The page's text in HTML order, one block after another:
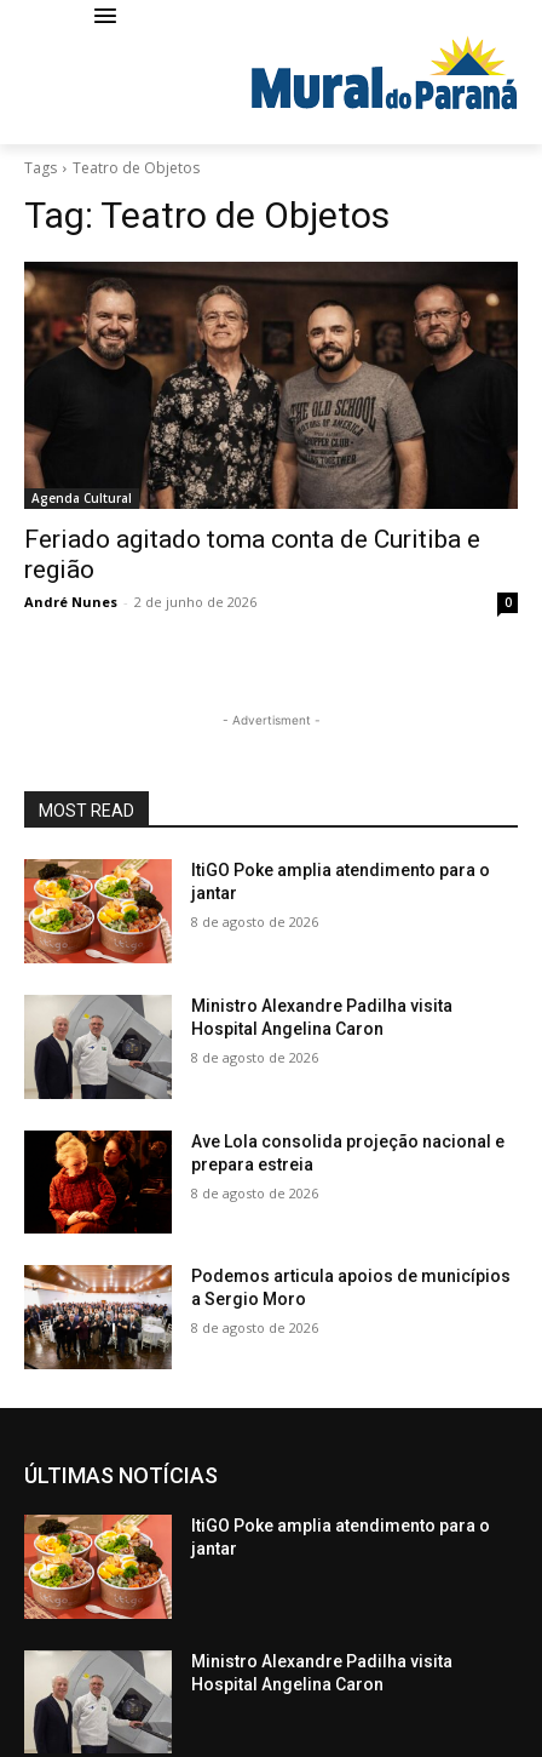
Tags Teatro de Objetos
Tag: Teatro de Objetos
Agenda Cultural
Feriado agitado toma conta de Curitiba e
região
André Nunes - 2 de junho de 2026 0
- Advertisment -
MOST READ
ItiGO Poke amplia atendimento para o
jantar
8 de agosto de 2026
Ministro Alexandre Padilha visita
Hospital Angelina Caron
8 de agosto de 2026
Ave Lola consolida projeção nacional e
prepara estreia
8 de agosto de 2026
Podemos articula apoios de municípios
a Sergio Moro
8 de agosto de 2026
ÚLTIMAS NOTÍCIAS
ItiGO Poke amplia atendimento para o
jantar
Ministro Alexandre Padilha visita
Hospital Angelina Caron